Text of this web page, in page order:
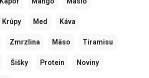
Krúpy Med Káva
Zmrzlina Mäso Tiramisu
Šišky Protein Noviny